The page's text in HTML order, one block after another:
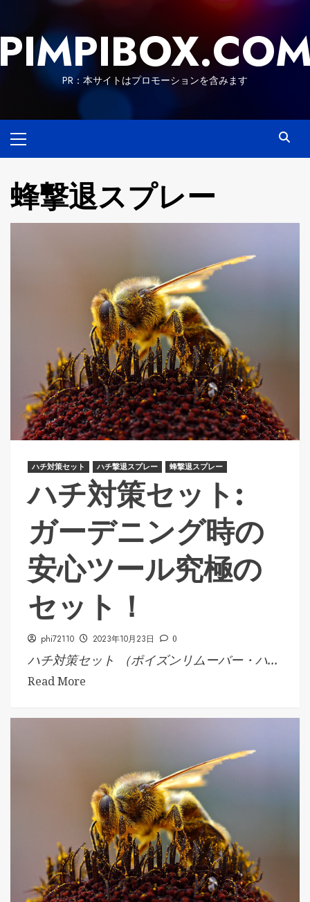
content
PR：本サイトはプロモーションを含みます
Menu
蜂撃退スプレー
ハチ対策セット ハチ撃退スプレー 蜂撃退スプレー
ハチ対策セット:
ガーデニング時の
安心ツール究極の
セット！
phi72110 2023年10月23日 0
ハチ対策セット （ポイズンリムーバー・ハ...
Read More